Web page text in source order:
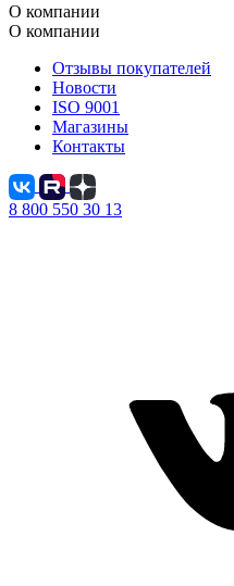
О компании
О компании
Отзывы покупателей
Новости
ISO 9001
Магазины
Контакты
8 800 550 30 13